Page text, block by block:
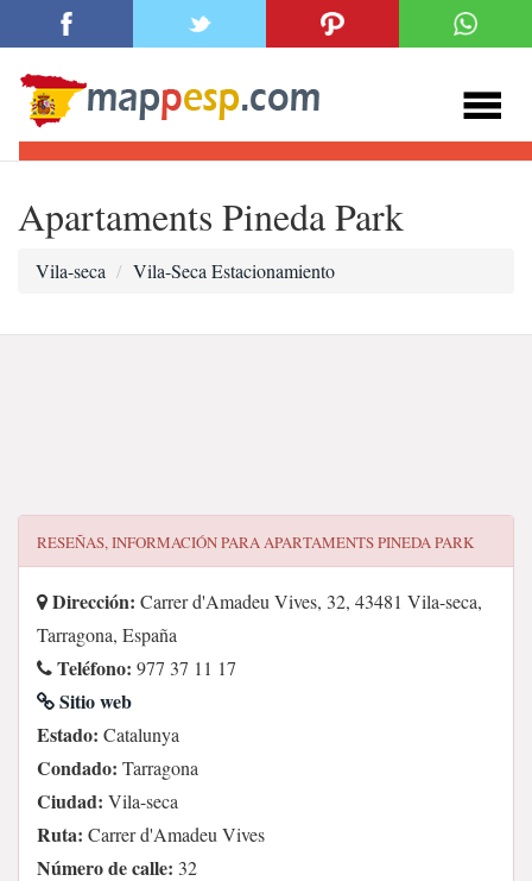
Apartaments Pineda Park
Vila-seca Vila-Seca Estacionamiento
RESEÑAS, INFORMACIÓN PARAAPARTAMENTS PINEDA PARK
Dirección: Carrer d'Amadeu Vives, 32, 43481 Vila-seca,
Tarragona, España
Teléfono: 977 37 11 17
Sitio web
Estado: Catalunya
Condado: Tarragona
Ciudad: Vila-seca
Ruta: Carrer d'Amadeu Vives
Número de calle: 32